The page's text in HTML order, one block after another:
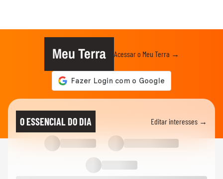
Meu Terra Acessar o Meu Terra →
O ESSENCIAL DO DIA Editar interesses →